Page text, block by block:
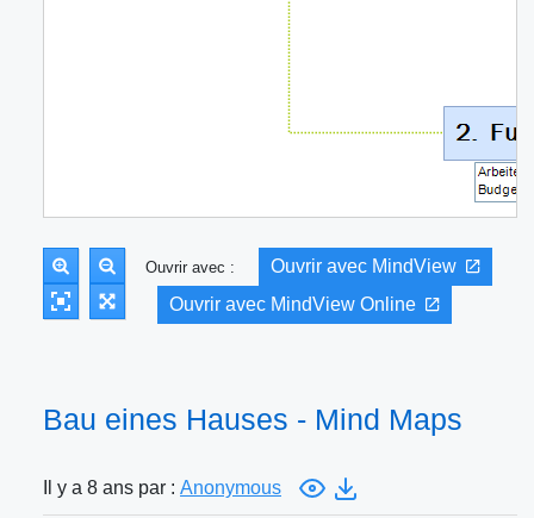
Ouvrir avec :
Ouvrir avec MindView
Ouvrir avec MindView Online
Bau eines Hauses - Mind Maps
Il y a 8 ans par : Anonymous